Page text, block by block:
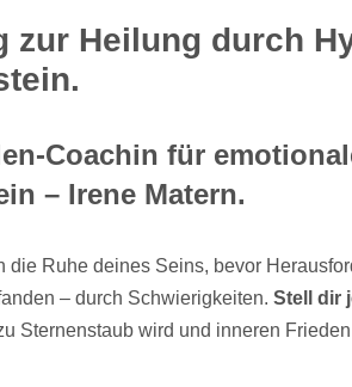
zur Heilung durch
Coachin für
– Irene Matern.
die Ruhe deines Seins, bevor
– durch Schwierigkeiten. Stell dir
Sternenstaub wird und inneren